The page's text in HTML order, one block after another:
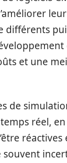
différents
et une
de
réel,